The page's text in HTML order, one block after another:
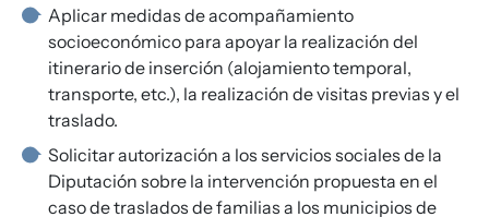
Aplicar medidas de acompañamiento
socioeconómico para apoyar la realización del
itinerario de inserción (alojamiento temporal,
transporte, etc.), la realización de visitas previas y el
traslado.
Solicitar autorización a los servicios sociales de la
Diputación sobre la intervención propuesta en el
caso de traslados de familias a los municipios de